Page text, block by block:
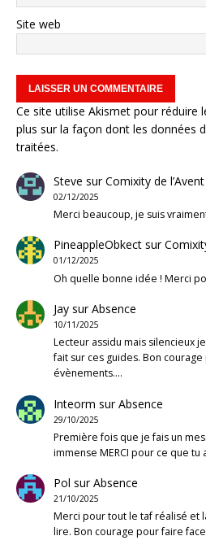
Site web
Ce site utilise Akismet pour réduire
plus sur la façon dont les données
traitées.
Steve surComixity de
02/12/2025
Merci beaucoup, je suis
PineappleObkectsur
01/12/2025
Oh quelle bonne idée ! Merci
JaysurAbsence
10/11/2025
Lecteur assidu mais silencieux
fait sur ces guides. Bon
évènements.…
Inteorm surAbsence
29/10/2025
Première fois que je fais un
immense MERCI pour ce que tu
Pol surAbsence
21/10/2025
Merci pour tout le taf réalisé et
lire. Bon courage pour faire